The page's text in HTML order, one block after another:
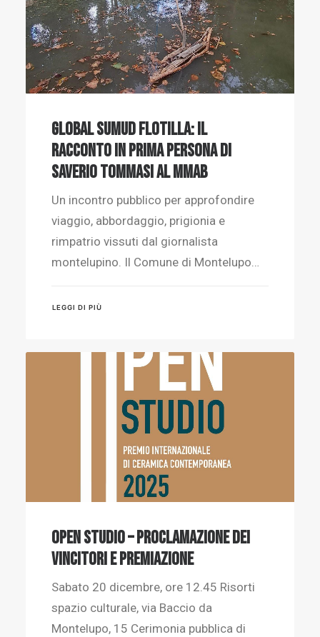
Global Sumud Flotilla: il
racconto in prima persona di
Saverio Tommasi al MMAB
Un incontro pubblico per approfondire
viaggio, abbordaggio, prigionia e
rimpatrio vissuti dal giornalista
montelupino. Il Comune di Montelupo…
LEGGI DI PIÙ
OPEN STUDIO – Proclamazione dei
vincitori e premiazione
Sabato 20 dicembre, ore 12.45 Risorti
spazio culturale, via Baccio da
Montelupo, 15 Cerimonia pubblica di